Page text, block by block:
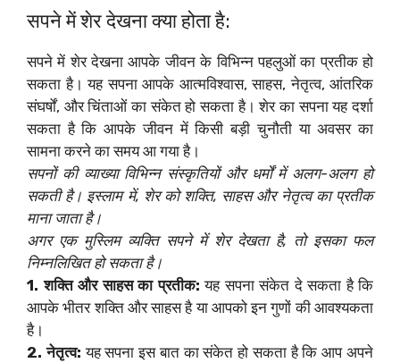
सपने में शेर देखना क्या होता है:
सपने में शेर देखना आपके जीवन के विभिन्न पहलुओं का प्रतीक हो
सकता है। यह सपना आपके आत्मविश्वास, साहस, नेतृत्व, आंतरिक
संघर्षों, और चिंताओं का संकेत हो सकता है। शेर का सपना यह दर्शा
सकता है कि आपके जीवन में किसी बड़ी चुनौती या अवसर का
सामना करने का समय आ गया है।
सपनों की व्याख्या विभिन्न संस्कृतियों और धर्मों में अलग-अलग हो
सकती है। इस्लाम में, शेर को शक्ति, साहस और नेतृत्व का प्रतीक
माना जाता है।
अगर एक मुस्लिम व्यक्ति सपने में शेर देखता है, तो इसका फल
निम्नलिखित हो सकता है।
1. शक्ति और साहस का प्रतीक: यह सपना संकेत दे सकता है कि
आपके भीतर शक्ति और साहस है या आपको इन गुणों की आवश्यकता
है।
2. नेतृत्व: यह सपना इस बात का संकेत हो सकता है कि आप अपने